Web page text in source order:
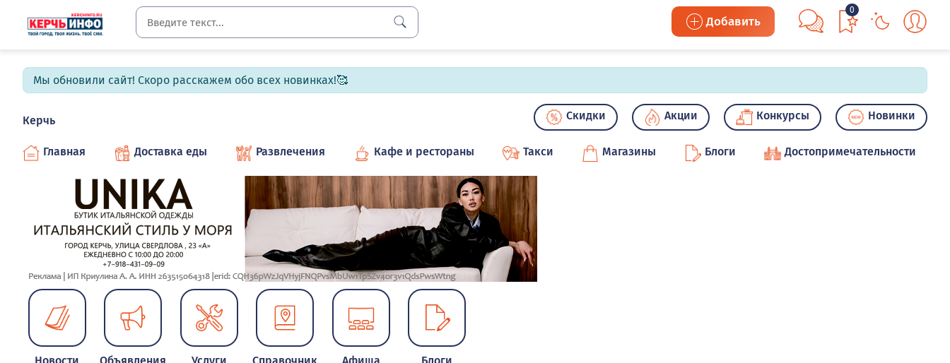
Добавить
0
Мы обновили сайт! Скоро расскажем обо всех новинках!🥰
Керчь Скидки Акции Конкурсы Новинки
Главная Доставка еды Развлечения Кафе и рестораны Такси Магазины Блоги Достопримечательности